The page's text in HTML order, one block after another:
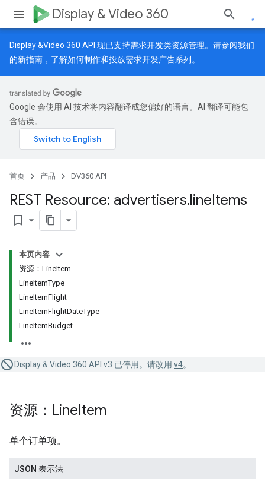
Display & Video 360
Display &Video 360 API 现已支持需求开发类资源管理。请参阅我们
的新指南 ，了解如何制作和投放需求开发广告系列。
Google 会使用 AI 技术将内容翻译成您偏好的语言。AI 翻译可能包
含错误。
首页 产品 DV360 API
REST Resource: advertisers.lineItems
bookmark_border
本页内容
资源：LineItem
LineItemType
LineItemFlight
LineItemFlightDateType
LineItemBudget
Display & Video 360 API v3 已停用。请改用 v4。
资源：LineItem
单个订单项。
JSON 表示法